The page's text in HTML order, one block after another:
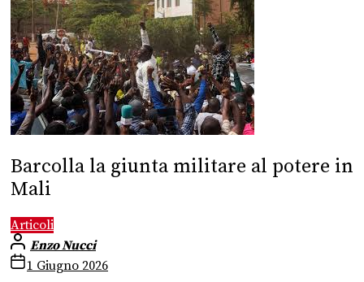
Barcolla la giunta militare al potere in
Mali
Articoli
Enzo Nucci
1 Giugno 2026